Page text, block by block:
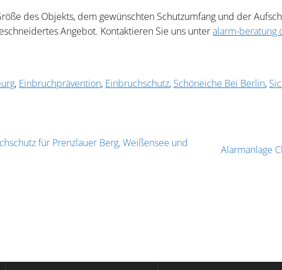
des Objekts, dem gewünschten Schutzumfang und der
Angebot. Kontaktieren Sie uns unteralarm-
, Einbruchprävention, Einbruchschutz, Schöneiche Bei Berlin,
für Prenzlauer Berg, Weißensee und
Next
Alarmanlage